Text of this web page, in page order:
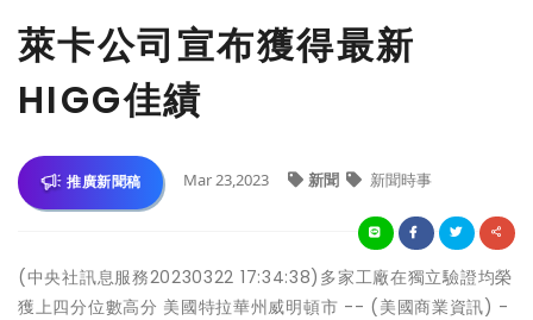
萊卡公司宣布獲得最新
HIGG佳績
推廣新聞稿 Mar 23,2023 新聞 新聞時事
(中央社訊息服務20230322 17:34:38)多家工廠在獨立驗證均榮
獲上四分位數高分 美國特拉華州威明頓市 -- (美國商業資訊) -